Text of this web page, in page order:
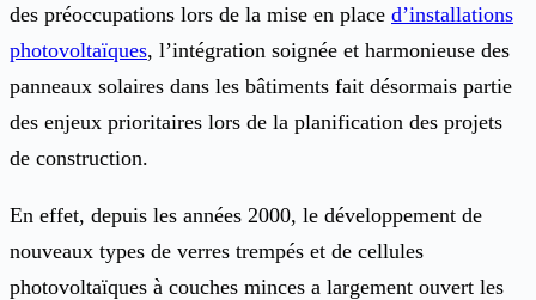
des préoccupations lors de la mise en place d’installations
photovoltaïques, l’intégration soignée et harmonieuse des
panneaux solaires dans les bâtiments fait désormais partie
des enjeux prioritaires lors de la planification des projets
de construction.
En effet, depuis les années 2000, le développement de
nouveaux types de verres trempés et de cellules
photovoltaïques à couches minces a largement ouvert les